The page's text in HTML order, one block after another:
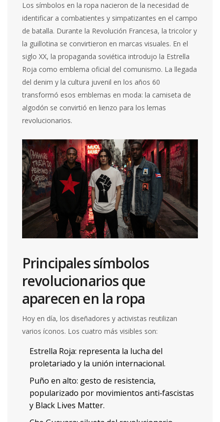
Los símbolos en la ropa nacieron de la necesidad de
identificar a combatientes y simpatizantes en el campo
de batalla. Durante la Revolución Francesa, latricolor y
la guillotina se convirtieron en marcas visuales. En el
siglo XX, la propaganda soviética introdujo la Estrella
Roja como emblema oficial del comunismo. La llegada
del denim y la cultura juvenil en los años 60
transformó esos emblemas en moda: la camiseta de
algodón se convirtió en lienzo para los lemas
revolucionarios.
Principales símbolos
revolucionarios que
aparecen en la ropa
Hoy en día, los diseñadores y activistas reutilizan
varios íconos. Los cuatro más visibles son:
Estrella Roja: representa la lucha del
proletariado y la unión internacional.
Puño en alto: gesto de resistencia,
popularizado por movimientos anti‑fascistas
y Black Lives Matter.